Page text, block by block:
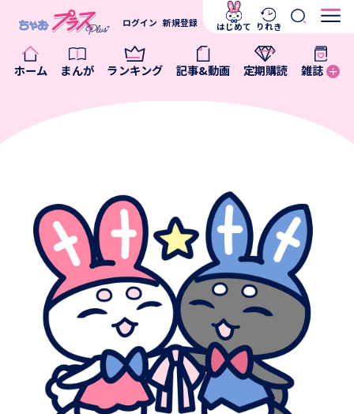
ホーム まんが ランキング 記事&動画 定期購読 雑誌
ログイン 新規登録 はじめて りれき